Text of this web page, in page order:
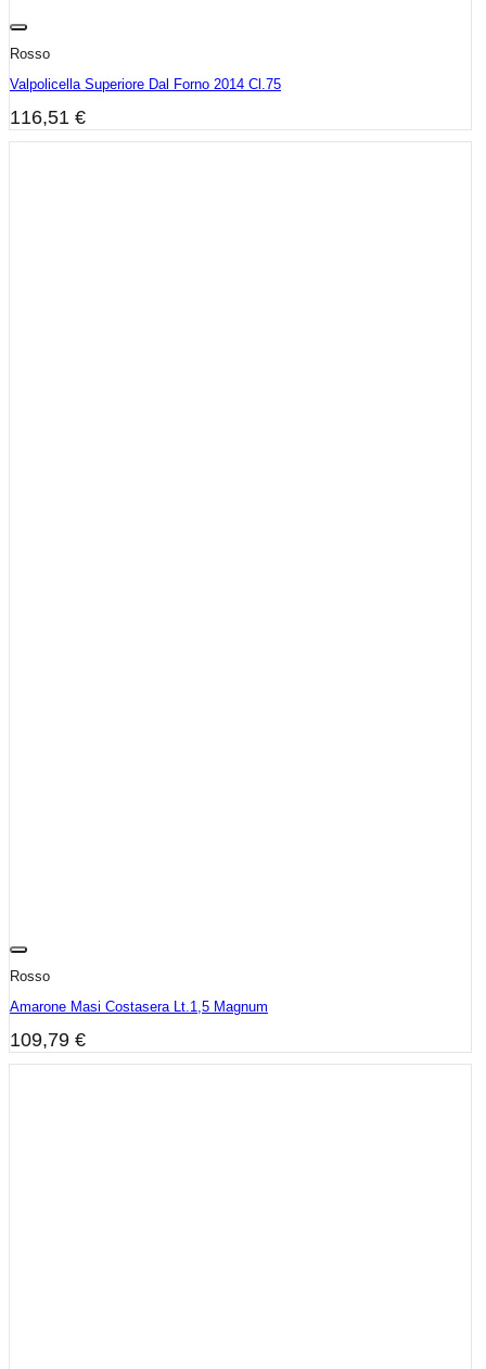
Rosso
Valpolicella Superiore Dal Forno 2014 Cl.75
116,51 €
Rosso
Amarone Masi Costasera Lt.1,5 Magnum
109,79 €